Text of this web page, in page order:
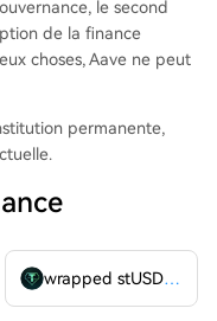
le second
de la finance
choses, Aave ne peut
permanente,
wrapped stUSDT